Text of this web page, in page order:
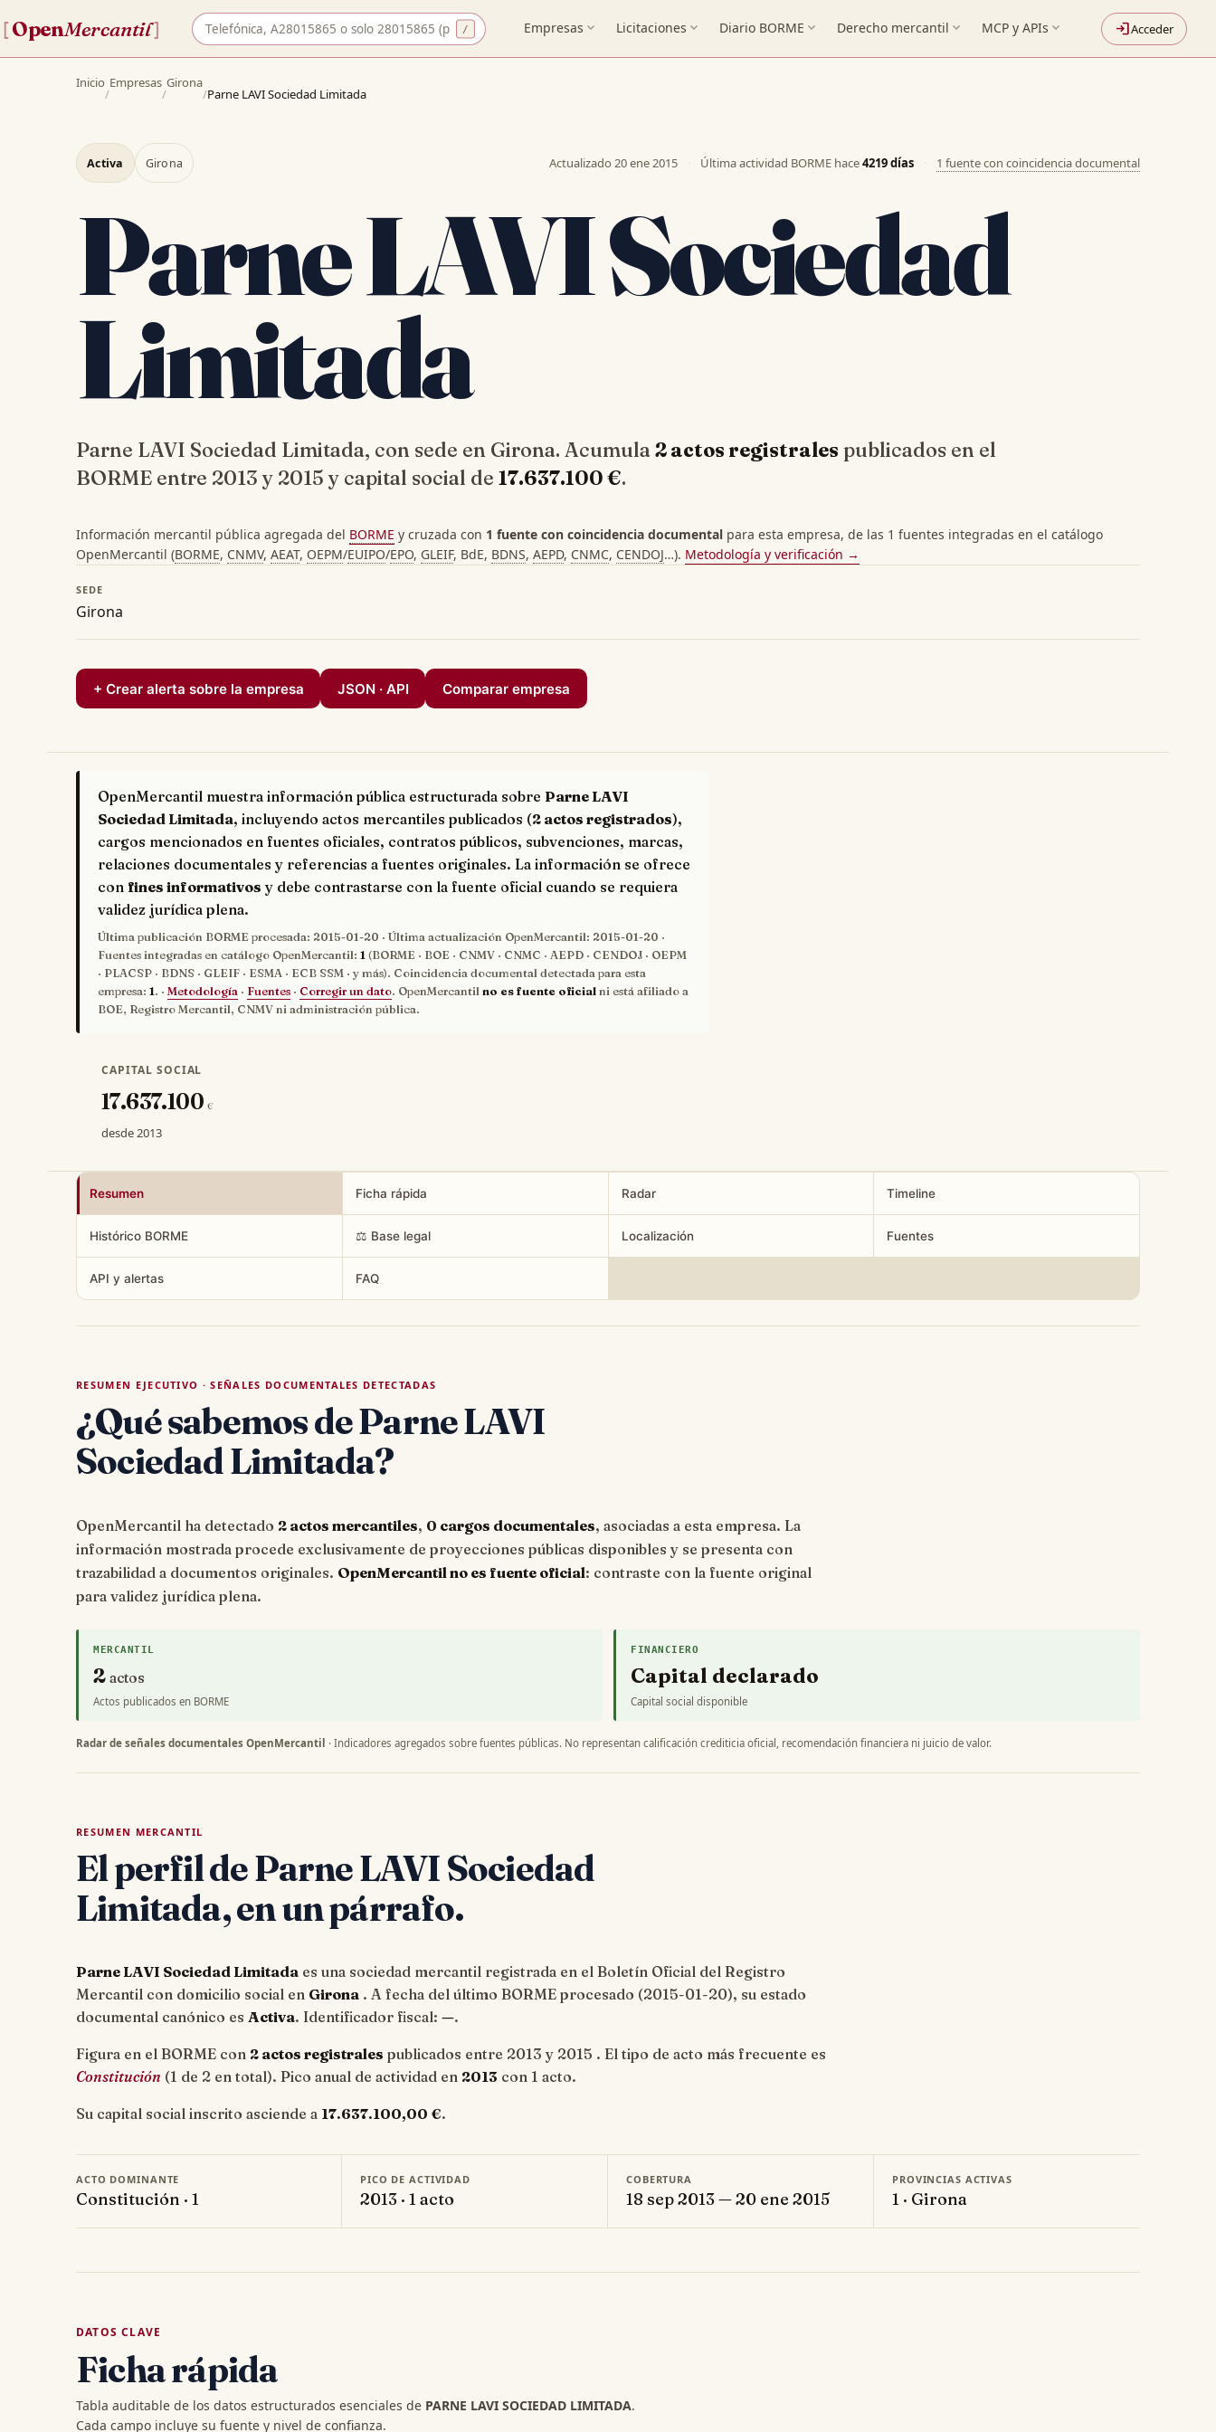
[ OpenMercantil] Buscar empresa por nombre o CIF Empresas expand_more Licitaciones expand_more Diario BORME expand_more Derecho mercantil expand_more MCP y APIs expand_more loginAcceder
Inicio
/
Empresas
/
Girona
/Parne LAVI Sociedad Limitada
Activa Girona Actualizado 20 ene 2015 · Última actividad BORME hace4219 días · 1 fuente con coincidencia documental
Parne LAVI Sociedad
Limitada
Parne LAVI Sociedad Limitada, con sede en Girona. Acumula2 actos registrales publicados en el
BORME entre 2013 y 2015 y capital social de 17.637.100 €.
Información mercantil pública agregada del BORME y cruzada con 1 fuente con coincidencia documental para esta empresa, de las 1 fuentes integradas en el catálogo
OpenMercantil (BORME, CNMV, AEAT, OEPM/EUIPO/EPO, GLEIF, BdE, BDNS, AEPD, CNMC, CENDOJ…). Metodología y verificación →
SEDE
Girona
+ Crear alerta sobre la empresa JSON · API Comparar empresa
OpenMercantil muestra información pública estructurada sobre Parne LAVI
Sociedad Limitada, incluyendo actos mercantiles publicados (2 actos registrados),
cargos mencionados en fuentes oficiales, contratos públicos, subvenciones, marcas,
relaciones documentales y referencias a fuentes originales. La información se ofrece
con fines informativos y debe contrastarse con la fuente oficial cuando se requiera
validez jurídica plena.
Última publicación BORME procesada: 2015-01-20 · Última actualización OpenMercantil: 2015-01-20 ·
Fuentes integradas en catálogo OpenMercantil: 1 (BORME · BOE · CNMV · CNMC · AEPD · CENDOJ · OEPM
· PLACSP · BDNS · GLEIF · ESMA · ECB SSM · y más). Coincidencia documental detectada para esta
empresa: 1. · Metodología · Fuentes · Corregir un dato. OpenMercantil no es fuente oficial ni está afiliado a
BOE, Registro Mercantil, CNMV ni administración pública.
CAPITAL SOCIAL
17.637.100 €
desde 2013
Resumen Ficha rápida Radar Timeline
Histórico BORME ⚖️ Base legal Localización Fuentes
API y alertas FAQ
RESUMEN EJECUTIVO · SEÑALES DOCUMENTALES DETECTADAS
¿Qué sabemos de Parne LAVI
Sociedad Limitada?
OpenMercantil ha detectado 2 actos mercantiles, 0 cargos documentales, asociadas a esta empresa. La
información mostrada procede exclusivamente de proyecciones públicas disponibles y se presenta con
trazabilidad a documentos originales. OpenMercantil no es fuente oficial: contraste con la fuente original
para validez jurídica plena.
MERCANTIL
2 actos
Actos publicados en BORME
FINANCIERO
Capital declarado
Capital social disponible
Radar de señales documentales OpenMercantil · Indicadores agregados sobre fuentes públicas. No representan calificación crediticia oficial, recomendación financiera ni juicio de valor.
RESUMEN MERCANTIL
El perfil de Parne LAVI Sociedad
Limitada, en un párrafo.
Parne LAVI Sociedad Limitada es una sociedad mercantil registrada en el Boletín Oficial del Registro
Mercantil con domicilio social en Girona . A fecha del último BORME procesado (2015-01-20), su estado
documental canónico es Activa. Identificador fiscal: —.
Figura en el BORME con 2 actos registrales publicados entre 2013 y 2015 . El tipo de acto más frecuente es
Constitución (1 de 2 en total). Pico anual de actividad en 2013 con 1 acto.
Su capital social inscrito asciende a 17.637.100,00 €.
ACTO DOMINANTE
Constitución · 1
PICO DE ACTIVIDAD
2013 · 1 acto
COBERTURA
18 sep 2013 — 20 ene 2015
PROVINCIAS ACTIVAS
1 · Girona
DATOS CLAVE
Ficha rápida
Tabla auditable de los datos estructurados esenciales de PARNE LAVI SOCIEDAD LIMITADA.
Cada campo incluye su fuente y nivel de confianza.